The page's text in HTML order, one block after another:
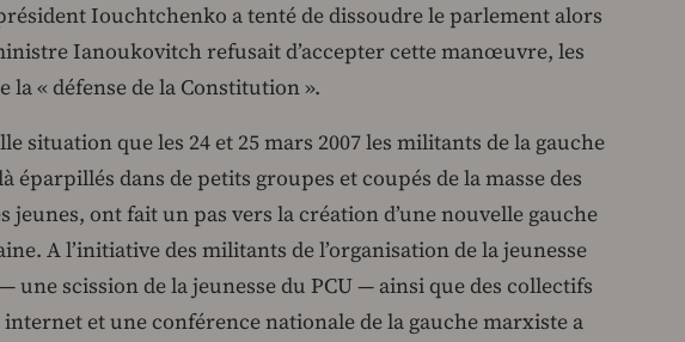
Iouchtchenko a tenté de dissoudre le parlement alors
Ianoukovitch refusait d’accepter cette manœuvre, les
la « défense de la Constitution ».
situation que les 24 et 25 mars 2007 les militants de la gauche
éparpillés dans de petits groupes et coupés de la masse des
jeunes, ont fait un pas vers la création d’une nouvelle gauche
A l’initiative des militants de l’organisation de la jeunesse
une scission de la jeunesse du PCU — ainsi que des collectifs
et une conférence nationale de la gauche marxiste a